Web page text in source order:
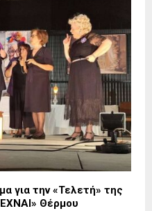
για την «Τελετή» της
Θέρμου